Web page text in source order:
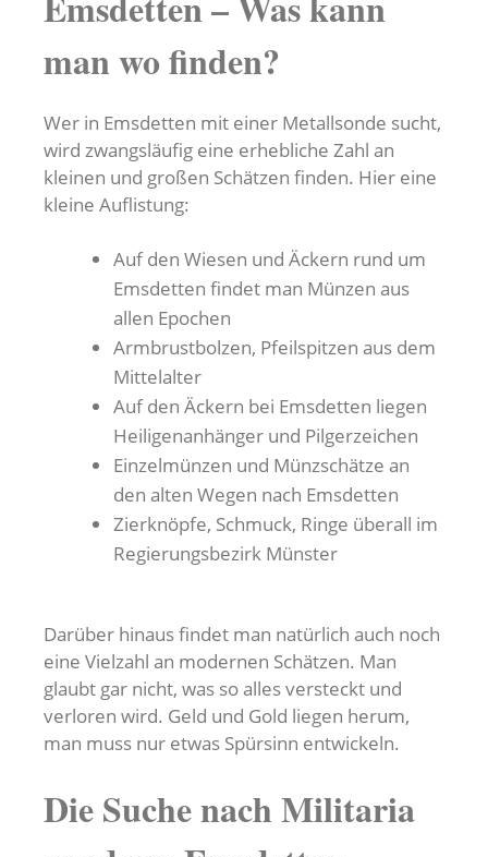
man wo finden?
Wer in Emsdetten mit einer Metallsonde sucht,
wird zwangsläufig eine erhebliche Zahl an
kleinen und großen Schätzen finden. Hier eine
kleine Auflistung:
Auf den Wiesen und Äckern rund um
Emsdetten findet man Münzen aus
allen Epochen
Armbrustbolzen, Pfeilspitzen aus dem
Mittelalter
Auf den Äckern bei Emsdetten liegen
Heiligenanhänger und Pilgerzeichen
Einzelmünzen und Münzschätze an
den alten Wegen nach Emsdetten
Zierknöpfe, Schmuck, Ringe überall im
Regierungsbezirk Münster
Darüber hinaus findet man natürlich auch noch
eine Vielzahl an modernen Schätzen. Man
glaubt gar nicht, was so alles versteckt und
verloren wird. Geld und Gold liegen herum,
man muss nur etwas Spürsinn entwickeln.
Die Suche nach Militaria